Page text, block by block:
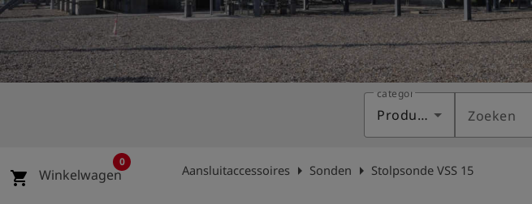
shieldRegistratie
categorie
Producten Zoeken
shopping_cart Winkelwagen
0
Aansluitaccessoires arrow_right Sonden arrow_right Stolpsonde VSS 15